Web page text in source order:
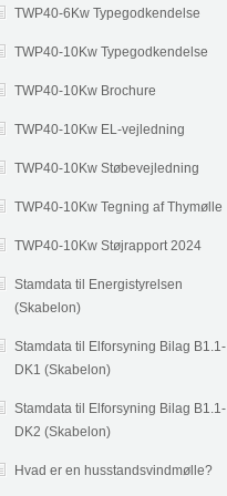
TWP40-6Kw Typegodkendelse
TWP40-10Kw Typegodkendelse
TWP40-10Kw Brochure
TWP40-10Kw EL-vejledning
TWP40-10Kw Støbevejledning
TWP40-10Kw Tegning af Thymølle
TWP40-10Kw Støjrapport 2024
Stamdata til Energistyrelsen
(Skabelon)
Stamdata til Elforsyning Bilag B1.1-
DK1 (Skabelon)
Stamdata til Elforsyning Bilag B1.1-
DK2 (Skabelon)
Hvad er en husstandsvindmølle?